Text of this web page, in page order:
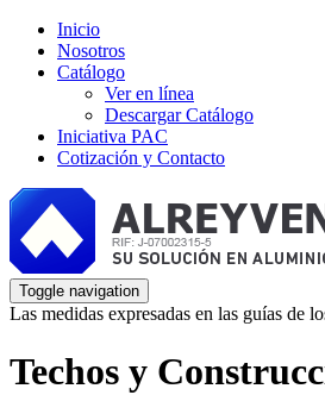
Inicio
Nosotros
Catálogo
Ver en línea
Descargar Catálogo
Iniciativa PAC
Cotización y Contacto
Toggle navigation
Las medidas expresadas en las guías de
Techos y